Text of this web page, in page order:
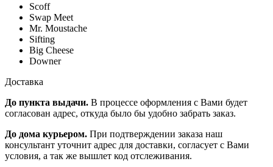
Scoff
Swap Meet
Mr. Moustache
Sifting
Big Cheese
Downer
Доставка
До пункта выдачи. В процессе оформления с Вами будет
согласован адрес, откуда было бы удобно забрать заказ.
До дома курьером. При подтверждении заказа наш
консультант уточнит адрес для доставки, согласует с Вами
условия, а так же вышлет код отслеживания.